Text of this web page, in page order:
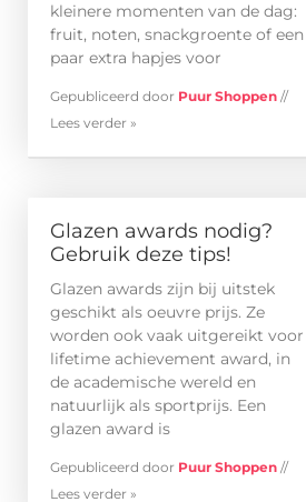
kleinere momenten van de dag:
fruit, noten, snackgroente of een
paar extra hapjes voor
Gepubliceerd door Puur Shoppen //
Lees verder »
Glazen awards nodig?
Gebruik deze tips!
Glazen awards zijn bij uitstek
geschikt als oeuvre prijs. Ze
worden ook vaak uitgereikt voor
lifetime achievement award, in
de academische wereld en
natuurlijk als sportprijs. Een
glazen award is
Gepubliceerd door Puur Shoppen //
Lees verder »